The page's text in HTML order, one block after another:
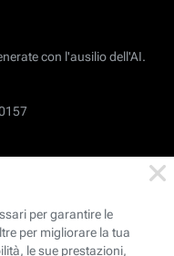
con l'ausilio dell'AI.